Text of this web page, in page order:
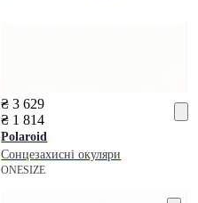
₴ 3 629
₴ 1 814
Polaroid
Сонцезахисні окуляри
ONESIZE